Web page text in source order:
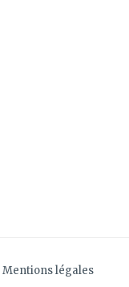
Mentions légales